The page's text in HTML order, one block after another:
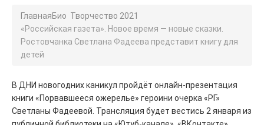
ГлавнаяБио Творчество 2021
«Российская газета». Новое время — новые сказки.
Ростовчанка Светлана Фадеева представит книгу для
детей
В ДНИ новогодних каникул пройдёт онлайн-презентация
книги «Порвавшееся ожерелье» героини очерка «РГ»
Светланы Фадеевой. Трансляция будет вестись 2 января из